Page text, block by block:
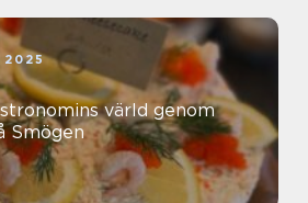
värld genom
Smögen